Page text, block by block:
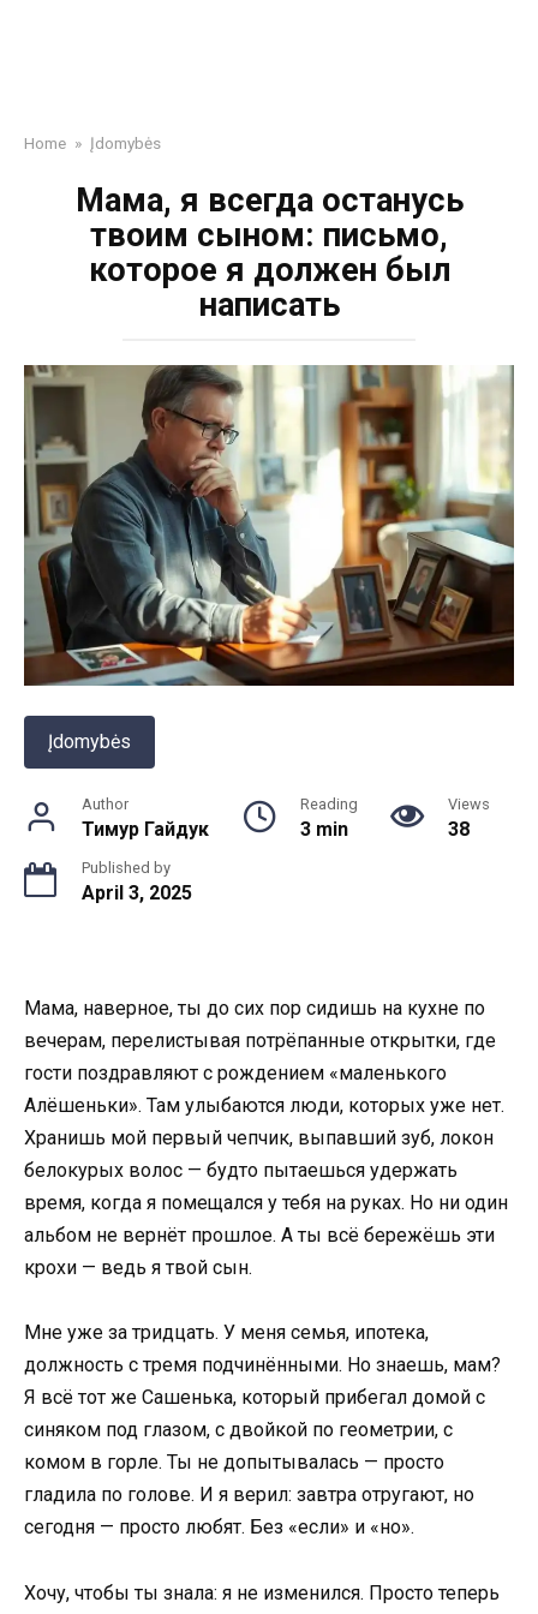
Home » Įdomybės
Мама, я всегда останусь
твоим сыном: письмо,
которое я должен был
написать
Įdomybės
Author
Тимур Гайдук
Reading
3 min
Views
38
Published by
April 3, 2025
Мама, наверное, ты до сих пор сидишь на кухне по
вечерам, перелистывая потрёпанные открытки, где
гости поздравляют с рождением «маленького
Алёшеньки». Там улыбаются люди, которых уже нет.
Хранишь мой первый чепчик, выпавший зуб, локон
белокурых волос — будто пытаешься удержать
время, когда я помещался у тебя на руках. Но ни один
альбом не вернёт прошлое. А ты всё бережёшь эти
крохи — ведь я твой сын.
Мне уже за тридцать. У меня семья, ипотека,
должность с тремя подчинёнными. Но знаешь, мам?
Я всё тот же Сашенька, который прибегал домой с
синяком под глазом, с двойкой по геометрии, с
комом в горле. Ты не допытывалась — просто
гладила по голове. И я верил: завтра отругают, но
сегодня — просто любят. Без «если» и «но».
Хочу, чтобы ты знала: я не изменился. Просто теперь